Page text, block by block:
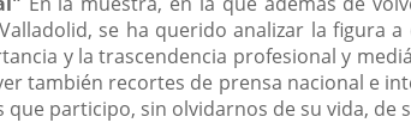
se ha querido analizar la figura
y la trascendencia profesional y
también recortes de prensa nacional e
participo, sin olvidarnos de su vida, de